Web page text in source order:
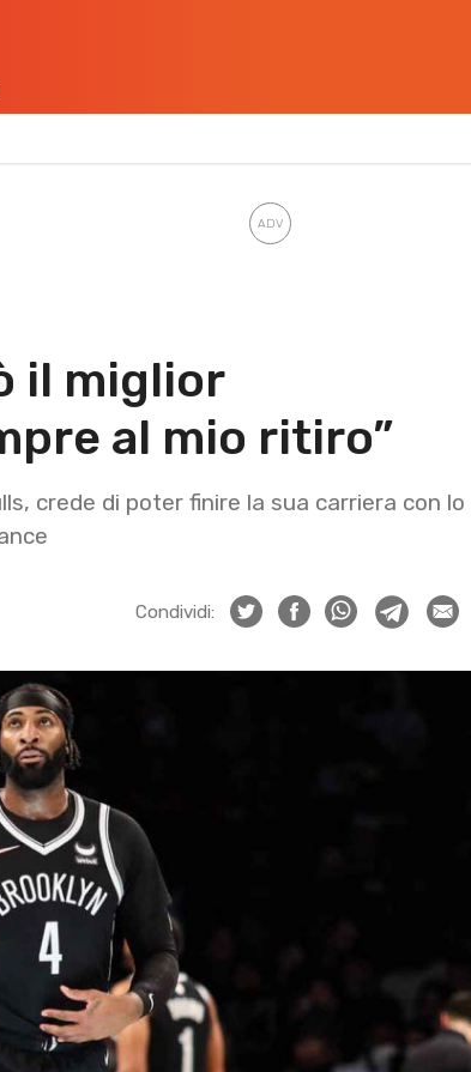
il miglior
al mio ritiro”
crede di poter finire la sua carriera con lo
Condividi: